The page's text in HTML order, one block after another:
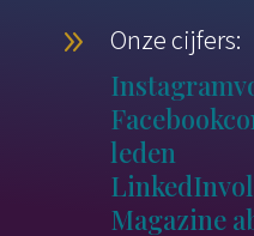
9 Onze cijfers:
leden
Magazine